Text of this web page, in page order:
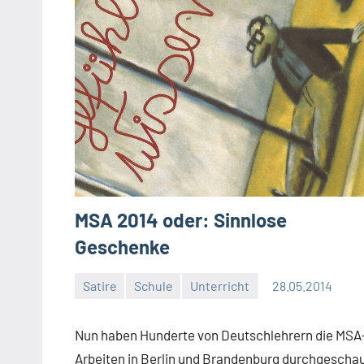
MSA 2014 oder: Sinnlose
Geschenke
Satire Schule Unterricht 28.05.2014
Nun haben Hunderte von Deutschlehrern die
Arbeiten in Berlin und Brandenburg